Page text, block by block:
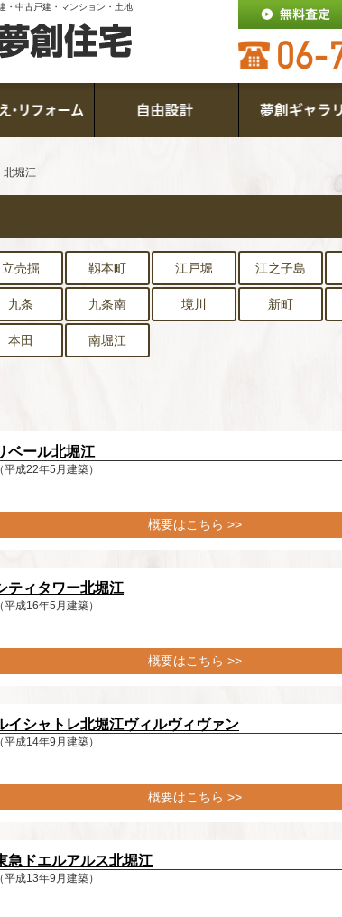
・中古戸建・マンション・土地
北堀江
立売掘 靱本町 江戸堀 江之子島
九条 九条南 境川 新町
本田 南堀江
ベール北堀江
（平成22年5月建築）
概要はこちら >>
ティタワー北堀江
（平成16年5月建築）
概要はこちら >>
イシャトレ北堀江ヴィルヴィヴァン
（平成14年9月建築）
概要はこちら >>
急ドエルアルス北堀江
（平成13年9月建築）